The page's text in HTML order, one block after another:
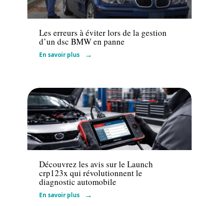
Actu
Les erreurs à éviter lors de la gestion
d’un dsc BMW en panne
En savoir plus
Actu
Découvrez les avis sur le Launch
crp123x qui révolutionnent le
diagnostic automobile
En savoir plus